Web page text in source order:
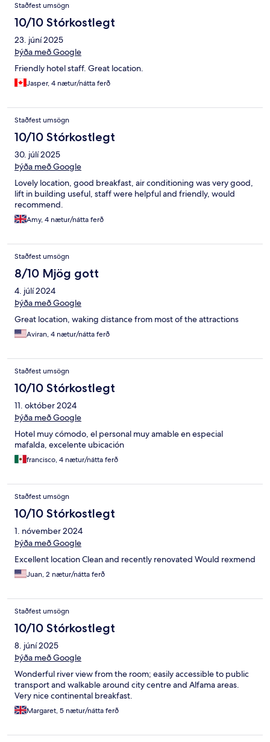
Staðfest umsögn
10/10 Stórkostlegt
23. júní 2025
Þýða með Google
Friendly hotel staff. Great location.
Jasper, 4 nætur/nátta ferð
Staðfest umsögn
10/10 Stórkostlegt
30. júlí 2025
Þýða með Google
Lovely location, good breakfast, air conditioning was very good,
lift in building useful, staff were helpful and friendly, would
recommend.
Amy, 4 nætur/nátta ferð
Staðfest umsögn
8/10 Mjög gott
4. júlí 2024
Þýða með Google
Great location, waking distance from most of the attractions
Aviran, 4 nætur/nátta ferð
Staðfest umsögn
10/10 Stórkostlegt
11. október 2024
Þýða með Google
Hotel muy cómodo, el personal muy amable en especial
mafalda, excelente ubicación
francisco, 4 nætur/nátta ferð
Staðfest umsögn
10/10 Stórkostlegt
1. nóvember 2024
Þýða með Google
Excellent location Clean and recently renovated Would rexmend
Juan, 2 nætur/nátta ferð
Staðfest umsögn
10/10 Stórkostlegt
8. júní 2025
Þýða með Google
Wonderful river view from the room; easily accessible to public
transport and walkable around city centre and Alfama areas.
Very nice continental breakfast.
Margaret, 5 nætur/nátta ferð